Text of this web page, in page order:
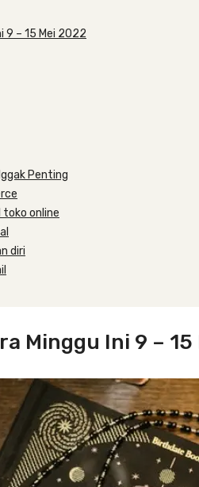
9 – 15 Mei 2022
Penting
toko online
diri
Minggu Ini 9 – 15